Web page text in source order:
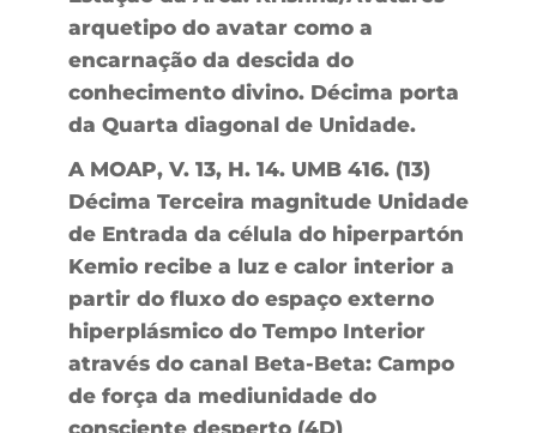
arquetipo do avatar como a
encarnação da descida do
conhecimento divino. Décima porta
da Quarta diagonal de Unidade.
A MOAP, V. 13, H. 14. UMB 416. (13)
Décima Terceira magnitude Unidade
de Entrada da célula do hiperpartón
Kemio recibe a luz e calor interior a
partir do fluxo do espaço externo
hiperplásmico do Tempo Interior
através do canal Beta-Beta: Campo
de força da mediunidade do
consciente desperto (4D)